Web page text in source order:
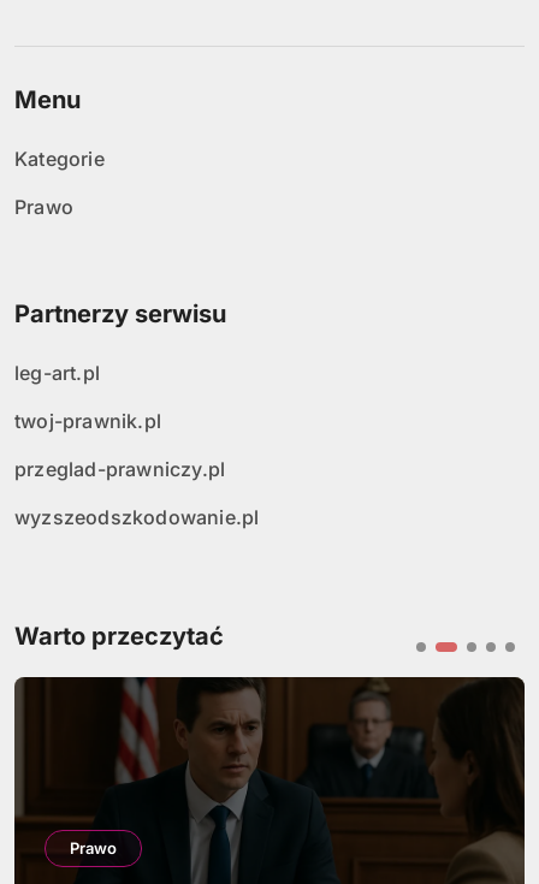
Menu
Kategorie
Prawo
Partnerzy serwisu
leg-art.pl
twoj-prawnik.pl
przeglad-prawniczy.pl
wyzszeodszkodowanie.pl
Warto przeczytać
Prawo